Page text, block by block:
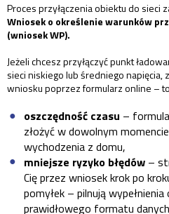
Proces przyłączenia obiektu do sieci
Wniosek o określenie warunków
(wniosek WP).
Jeżeli chcesz przyłączyć punkt
sieci niskiego lub średniego napięcia,
wniosku poprzez formularz online –
oszczędność czasu –
złożyć w dowolnym
wychodzenia z domu,
mniejsze ryzyko błędów –
Cię przez wniosek krok po
pomyłek – pilnują
prawidłowego formatu